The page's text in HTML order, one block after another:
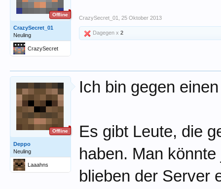
Offline
CrazySecret_01
Neuling
CrazySecret
CrazySecret_01 25 Oktober 2013
Dagegen x 2
Offline
Deppo
Neuling
Laaahns
Ich bin gegen
Es gibt Leute, die
haben. Man
blieben der Server